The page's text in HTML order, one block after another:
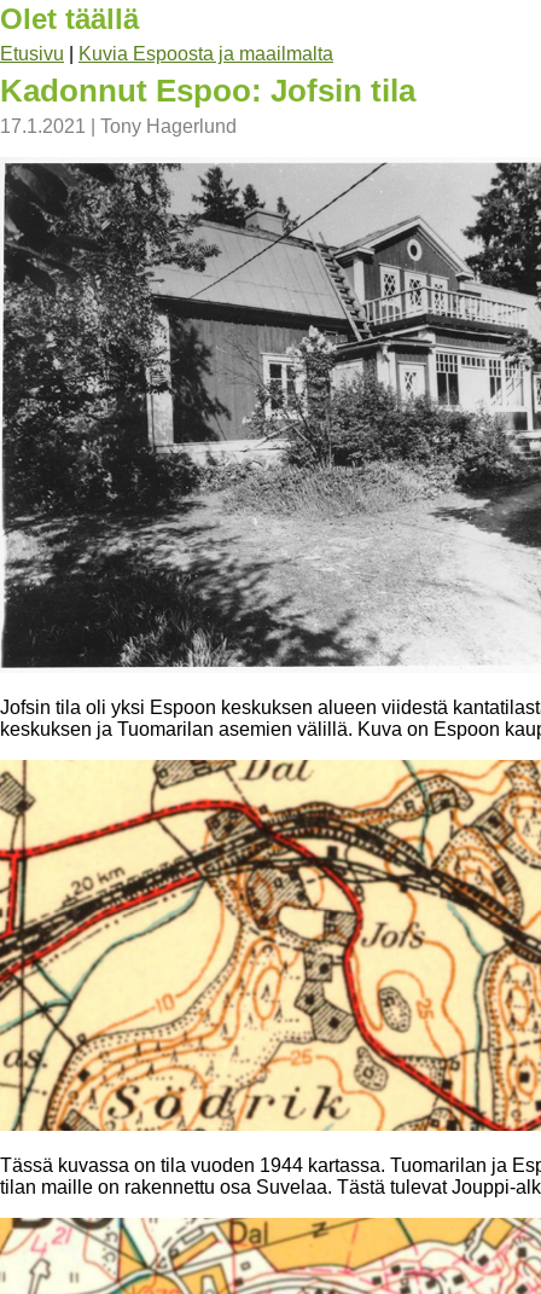
Olet täällä
Etusivu Kuvia Espoosta ja maailmalta
Kadonnut Espoo: Jofsin tila
17.1.2021 Tony Hagerlund
Jofsin tila oli yksi Espoon keskuksen alueen viidestä
keskuksen ja Tuomarilan asemien välillä. Kuva on Espoon
Tässä kuvassa on tila vuoden 1944 kartassa. Tuomarilan ja
tilan maille on rakennettu osa Suvelaa. Tästä tulevat Jouppi-